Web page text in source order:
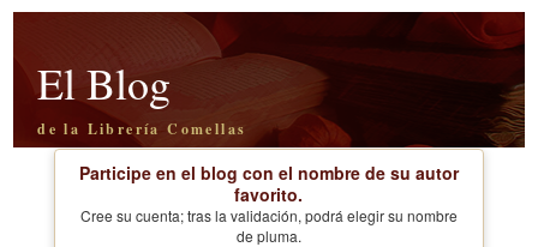
El Blog
de la Librería Comellas
Participe en el blog con el nombre de su autor
favorito.
Cree su cuenta; tras la validación, podrá elegir su nombre
de pluma.